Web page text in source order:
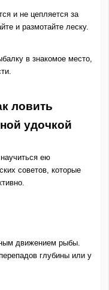
и не цепляется за
и размотайте леску.
в знакомое место,
ловить
удочкой
ею
советов, которые
движением рыбы.
глубины или у